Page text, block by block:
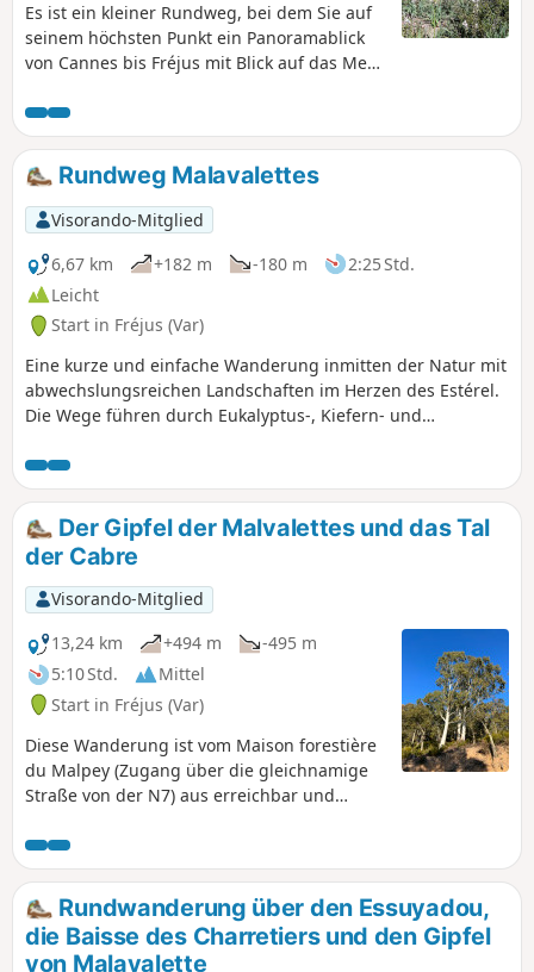
Es ist ein kleiner Rundweg, bei dem Sie auf
seinem höchsten Punkt ein Panoramablick
von Cannes bis Fréjus mit Blick auf das Meer
Rundweg Malavalettes
Visorando-Mitglied
6,67 km
+182 m -180 m
2:25 Std.
Leicht
Start in Fréjus (Var)
Eine kurze und einfache Wanderung inmitten der Natur mit
abwechslungsreichen Landschaften im Herzen des Estérel.
Die Wege führen durch Eukalyptus-, Kiefern- und
markierten Wegen.
Der Gipfel der Malvalettes und das Tal
der Cabre
Visorando-Mitglied
13,24 km
+494 m
-495 m
5:10 Std.
Mittel
Start in Fréjus (Var)
Diese Wanderung ist vom Maison forestière
du Malpey (Zugang über die gleichnamige
Straße von der N7) aus erreichbar und
dem höchsten Gipfel des Esterel (614 m). Es
handelt sich um eine wenig frequentierte
Strecke, die größtenteils über nicht
markierte Wege führt. Die Vielfalt der
Landschaften macht ihren Reiz aus,
Rundwanderung über den Essuyadou,
die Baisse des Charretiers und den Gipfel
von Malavalette